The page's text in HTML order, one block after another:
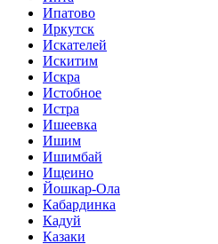
Ипатово
Иркутск
Искателей
Искитим
Искра
Истобное
Истра
Ишеевка
Ишим
Ишимбай
Ищеино
Йошкар-Ола
Кабардинка
Кадуй
Казаки